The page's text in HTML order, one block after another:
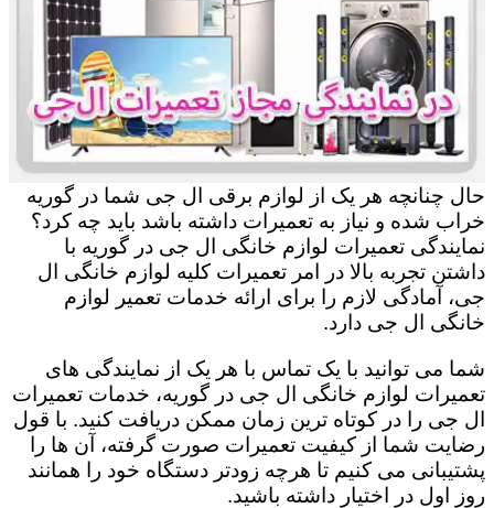
حال چنانچه هر یک از لوازم برقی ال جی شما در گوریه
خراب شده و نیاز به تعمیرات داشته باشد باید چه کرد؟
نمایندگی تعمیرات لوازم خانگی ال جی در گوریه با
داشتن تجربه بالا در امر تعمیرات کلیه لوازم خانگی ال
جی، آمادگی لازم را برای ارائه خدمات تعمیر لوازم
خانگی ال جی دارد.
شما می توانید با یک تماس با هر یک از نمایندگی های
تعمیرات لوازم خانگی ال جی در گوریه، خدمات تعمیرات
ال جی را در کوتاه ترین زمان ممکن دریافت کنید. با قول
رضایت شما از کیفیت تعمیرات صورت گرفته، آن ها را
پشتیبانی می کنیم تا هرچه زودتر دستگاه خود را همانند
روز اول در اختیار داشته باشید.